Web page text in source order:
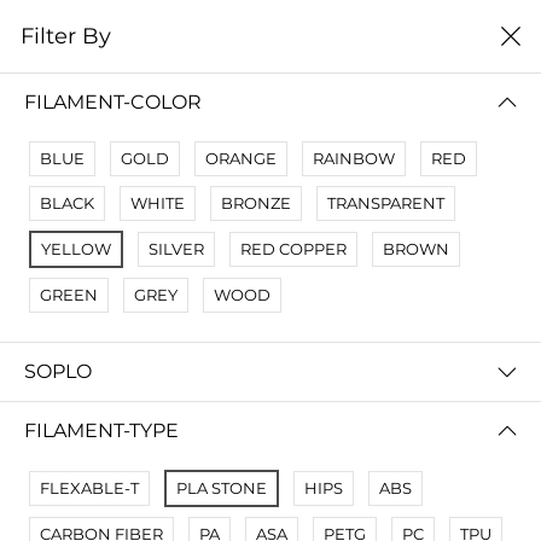
0
No Results
Not Found Filters1
Not Found Filters2
Filter By
FILAMENT-COLOR
BLUE GOLD ORANGE RAINBOW RED
BLACK WHITE BRONZE TRANSPARENT
YELLOW SILVER RED COPPER BROWN
GREEN GREY WOOD
SOPLO
FILAMENT-TYPE
FLEXABLE-T PLA STONE HIPS ABS
CARBON FIBER PA ASA PETG PC TPU